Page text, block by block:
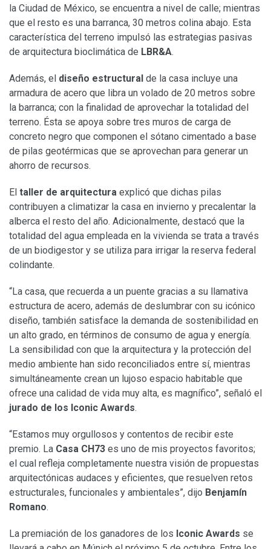
la Ciudad de México, se encuentra a nivel de calle; mientras
que el resto es una barranca, 30 metros colina abajo. Esta
característica del terreno impulsó las estrategias pasivas
de arquitectura bioclimática de LBR&A.
Además, el diseño estructural de la casa incluye una
armadura de acero que libra un volado de 20 metros sobre
la barranca; con la finalidad de aprovechar la totalidad del
terreno. Ésta se apoya sobre tres muros de carga de
concreto negro que componen el sótano cimentado a base
de pilas geotérmicas que se aprovechan para generar un
ahorro de recursos.
El taller de arquitectura explicó que dichas pilas
contribuyen a climatizar la casa en invierno y precalentar la
alberca el resto del año. Adicionalmente, destacó que la
totalidad del agua empleada en la vivienda se trata a través
de un biodigestor y se utiliza para irrigar la reserva federal
colindante.
“La casa, que recuerda a un puente gracias a su llamativa
estructura de acero, además de deslumbrar con su icónico
diseño, también satisface la demanda de sostenibilidad en
un alto grado, en términos de consumo de agua y energía.
La sensibilidad con que la arquitectura y la protección del
medio ambiente han sido reconciliados entre sí, mientras
simultáneamente crean un lujoso espacio habitable que
ofrece una calidad de vida muy alta, es magnífico”, señaló el
jurado de los Iconic Awards.
“Estamos muy orgullosos y contentos de recibir este
premio. La Casa CH73 es uno de mis proyectos favoritos;
el cual refleja completamente nuestra visión de propuestas
arquitectónicas audaces y eficientes, que resuelven retos
estructurales, funcionales y ambientales”, dijo Benjamín
Romano.
La premiación de los ganadores de los Iconic Awards se